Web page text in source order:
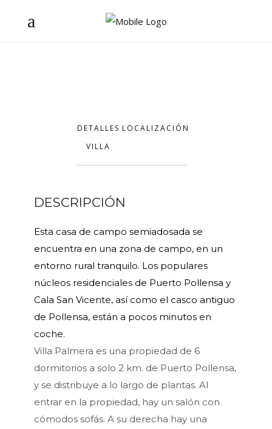
DETALLES
VILLA
LOCALIZACIÓN
DESCRIPCIÓN
Esta casa de campo semiadosada se
encuentra en una zona de campo, en un
entorno rural tranquilo. Los populares
núcleos residenciales de Puerto Pollensa y
Cala San Vicente, así como el casco antiguo
de Pollensa, están a pocos minutos en
coche.
Villa Palmera es una propiedad de 6
dormitorios a solo 2 km. de Puerto Pollensa,
y se distribuye a lo largo de plantas. Al
entrar en la propiedad, hay un salón con
cómodos sofás. A su derecha hay una